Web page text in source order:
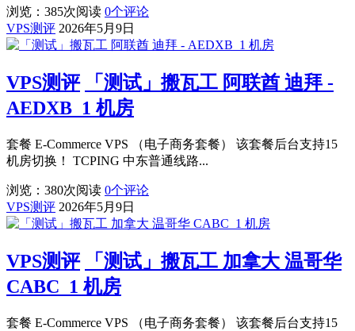
浏览：385次阅读 0个评论
VPS测评 2026年5月9日
VPS测评
「测试」搬瓦工 阿联酋 迪拜 -
AEDXB_1 机房
套餐 E-Commerce VPS （电子商务套餐） 该套餐后台支持15
机房切换！ TCPING 中东普通线路...
浏览：380次阅读 0个评论
VPS测评 2026年5月9日
VPS测评
「测试」搬瓦工 加拿大 温哥华
CABC_1 机房
套餐 E-Commerce VPS （电子商务套餐） 该套餐后台支持15